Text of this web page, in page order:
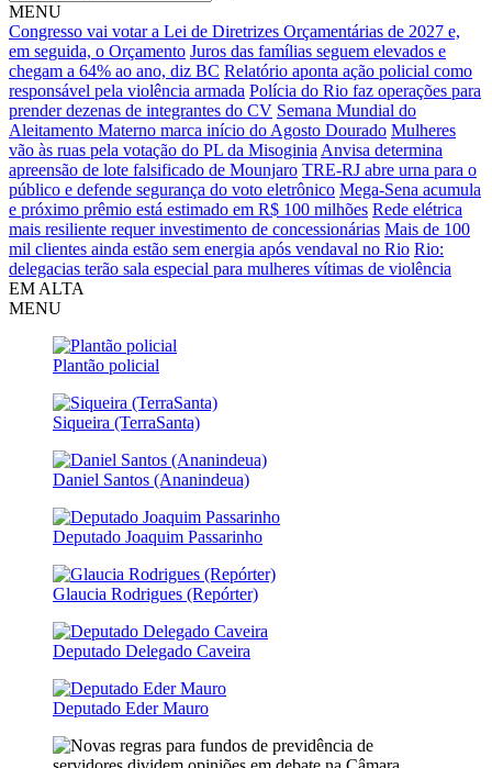
MENU
Congresso vai votar a Lei de Diretrizes Orçamentárias de 2027 e,
em seguida, o Orçamento Juros das famílias seguem elevados e
chegam a 64% ao ano, diz BC Relatório aponta ação policial como
responsável pela violência armada Polícia do Rio faz operações para
prender dezenas de integrantes do CV Semana Mundial do
Aleitamento Materno marca início do Agosto Dourado Mulheres
vão às ruas pela votação do PL da Misoginia Anvisa determina
apreensão de lote falsificado de Mounjaro TRE-RJ abre urna para o
público e defende segurança do voto eletrônico Mega-Sena acumula
e próximo prêmio está estimado em R$ 100 milhões Rede elétrica
mais resiliente requer investimento de concessionárias Mais de 100
mil clientes ainda estão sem energia após vendaval no Rio Rio:
delegacias terão sala especial para mulheres vítimas de violência
EM ALTA
MENU
Plantão policial
Siqueira (TerraSanta)
Daniel Santos (Ananindeua)
Deputado Joaquim Passarinho
Glaucia Rodrigues (Repórter)
Deputado Delegado Caveira
Deputado Eder Mauro